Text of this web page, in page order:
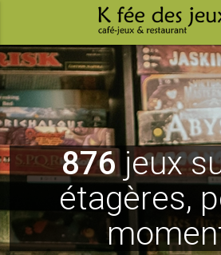
876jeux
étagères,